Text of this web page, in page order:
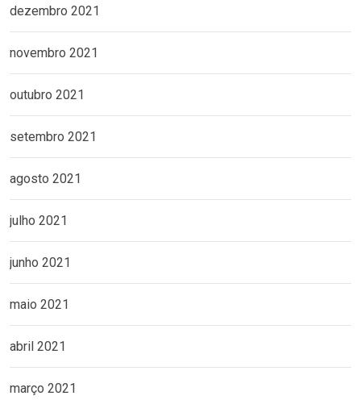
dezembro 2021
novembro 2021
outubro 2021
setembro 2021
agosto 2021
julho 2021
junho 2021
maio 2021
abril 2021
março 2021